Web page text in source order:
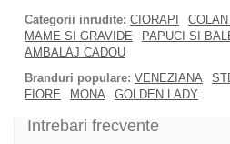
Categorii inrudite: CIORAPI
MAME SI GRAVIDE
PAPUCI SI
AMBALAJ CADOU
Branduri populare: VENEZIANA
FIORE
MONA GOLDEN LADY
Intrebari frecvente